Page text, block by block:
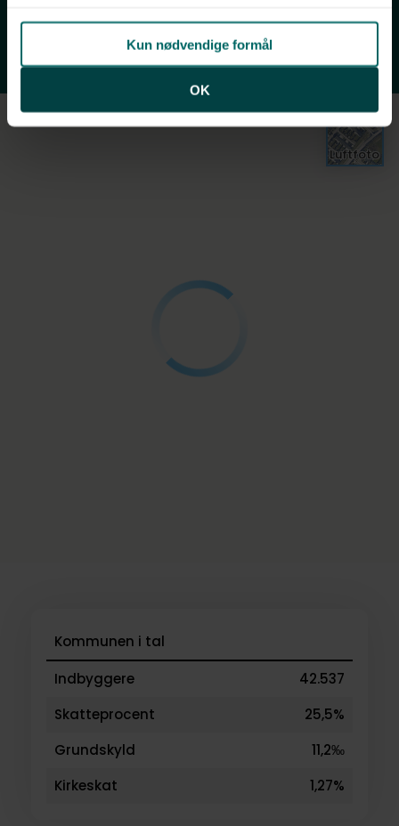
Kun nødvendige formål
OK
Fritidsfaciliteter
Natur
Ladestander
Luftfoto
Kommunen i tal
Indbyggere
42.537
Skatteprocent
25,5%
Grundskyld
11,2‰
Kirkeskat
1,27%